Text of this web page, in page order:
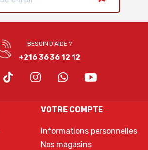
BESOIN D'AIDE ?
+216 36 36 12 12
VOTRE COMPTE
Informations personnelles
Nos magasins